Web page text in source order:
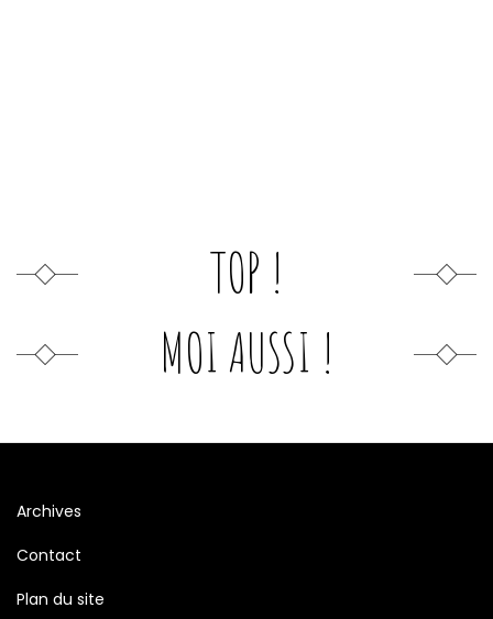
TOP !
MOI AUSSI !
Archives
Contact
Plan du site